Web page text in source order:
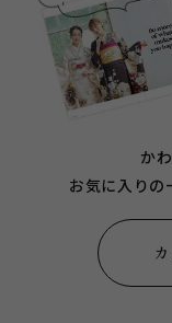
か
お気に入りの